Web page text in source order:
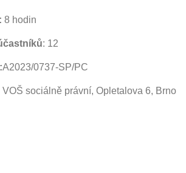
8 hodin
: 12
A2023/0737-SP/PC
VOŠ sociálně právní, Opletalova 6, Brno